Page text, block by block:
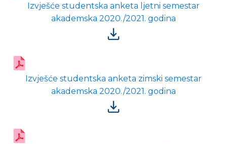
Izvješće studentska anketa ljetni semestar
akademska 2020./2021. godina
Izvješće studentska anketa zimski semestar
akademska 2020./2021. godina